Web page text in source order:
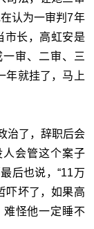
认为一审判7年
市长，高虹安是
审、二审、三
年就挂了，马上
治了，辞职后会
会管这个案子
后也说，“11万
吓坏了，如果高
怪他一定睡不